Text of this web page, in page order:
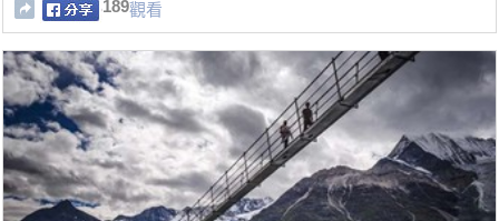
189觀看